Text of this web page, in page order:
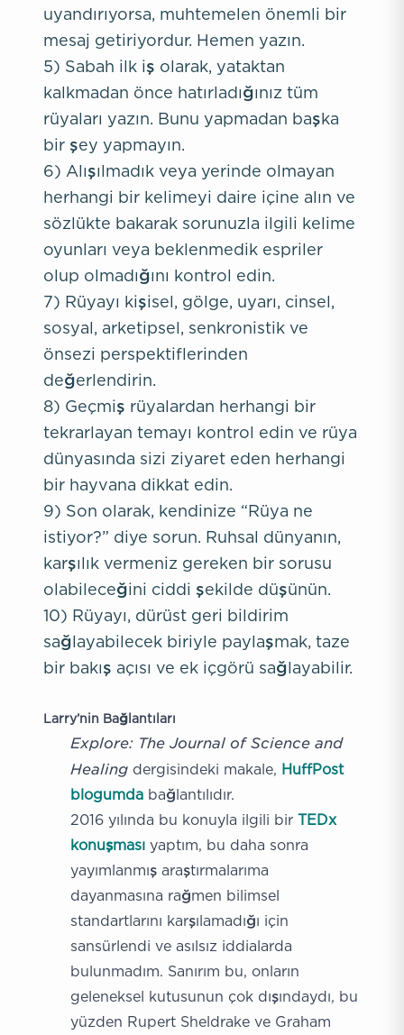
uyandırıyorsa, muhtemelen önemli bir
mesaj getiriyordur. Hemen yazın.
5) Sabah ilk iş olarak, yataktan
kalkmadan önce hatırladığınız tüm
rüyaları yazın. Bunu yapmadan başka
bir şey yapmayın.
6) Alışılmadık veya yerinde olmayan
herhangi bir kelimeyi daire içine alın ve
sözlükte bakarak sorunuzla ilgili kelime
oyunları veya beklenmedik espriler
olup olmadığını kontrol edin.
7) Rüyayı kişisel, gölge, uyarı, cinsel,
sosyal, arketipsel, senkronistik ve
önsezi perspektiflerinden
değerlendirin.
8) Geçmiş rüyalardan herhangi bir
tekrarlayan temayı kontrol edin ve rüya
dünyasında sizi ziyaret eden herhangi
bir hayvana dikkat edin.
9) Son olarak, kendinize “Rüya ne
istiyor?” diye sorun. Ruhsal dünyanın,
karşılık vermeniz gereken bir sorusu
olabileceğini ciddi şekilde düşünün.
10) Rüyayı, dürüst geri bildirim
sağlayabilecek biriyle paylaşmak, taze
bir bakış açısı ve ek içgörü sağlayabilir.
Larry’nin Bağlantıları
Explore: The Journal of Science and
Healing dergisindeki makale, HuffPost
blogumda bağlantılıdır.
2016 yılında bu konuyla ilgili bir TEDx
konuşması yaptım, bu daha sonra
yayımlanmış araştırmalarıma
dayanmasına rağmen bilimsel
standartlarını karşılamadığı için
sansürlendi ve asılsız iddialarda
bulunmadım. Sanırım bu, onların
geleneksel kutusunun çok dışındaydı, bu
yüzden Rupert Sheldrake ve Graham